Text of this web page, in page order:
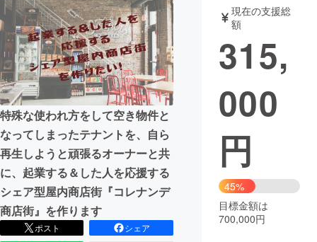
アート・写真 音楽
テクノロジー・ガジェット ゲーム・サ
映像・映画
ビジネス・起業
まちづくり・地域活性化
CAMPFIRE for Social Good
CAMPFIRE Creation
CAMPFIREふるさと納税
コミュニティ
特殊な使われ方をして空き物件と
なってしまったテナントを、自ら
再生しようと頑張るオーナーと共
に、起業する＆した人を応援する
シェア型屋内商店街『コレナンデ
商店街』を作ります
ポスト
シェア
現在の支援総
額
315,
000
円
45%
目標金額は
700,000円